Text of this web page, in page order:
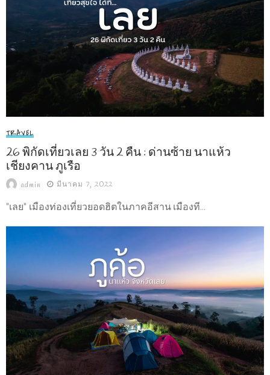
TRAVEL
26 พิกัดเที่ยวเลย 3 วัน 2 คืน : ด่านซ้าย นาแห้ว
เชียงคาน ภูเรือ
admin มีนาคม 7, 2022
"เลย" เมืองท่องเที่ยวยอดฮิตในภาคอีสาน เมืองที...